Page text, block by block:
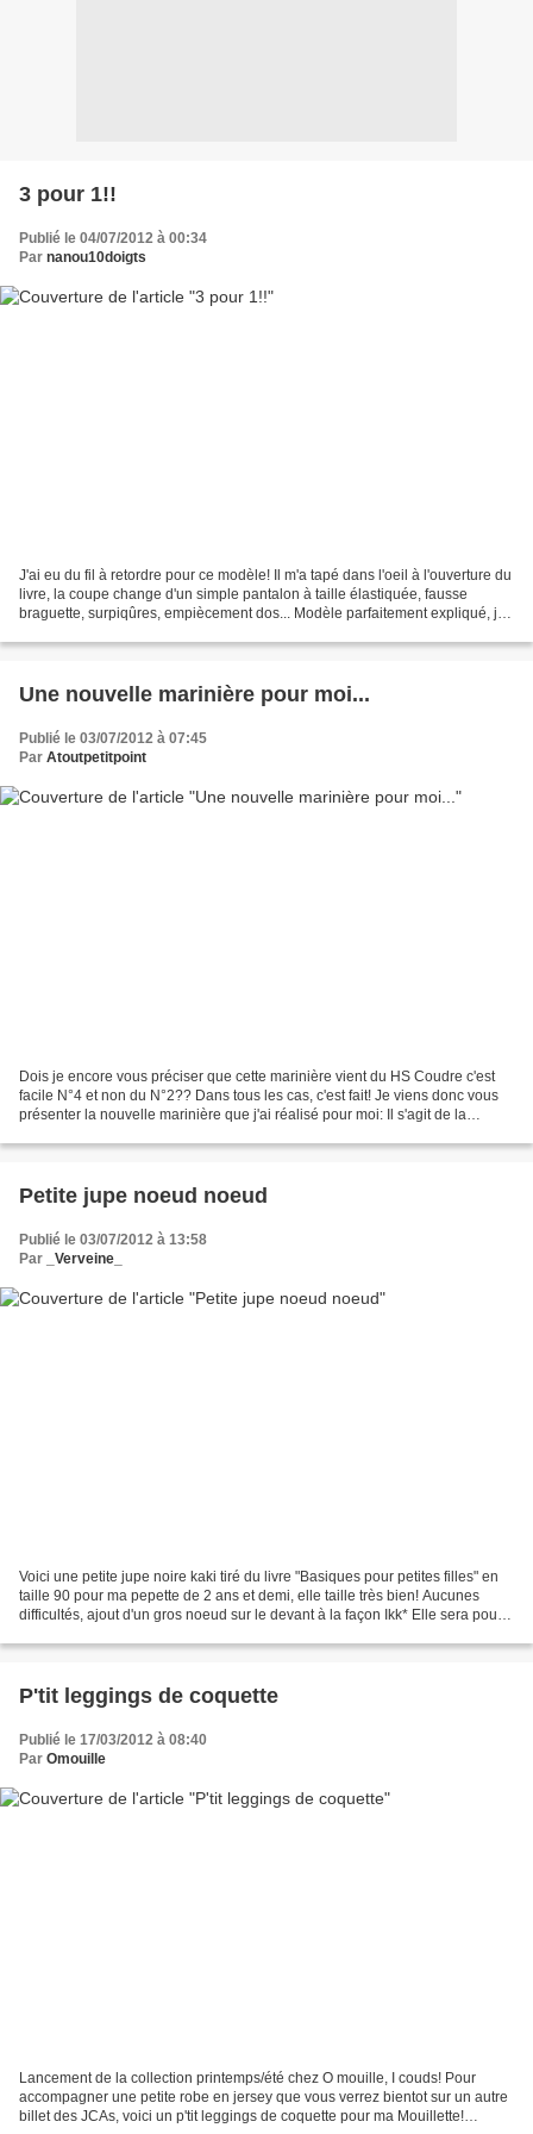
3 pour 1!!
Publié le 04/07/2012 à 00:34
Par nanou10doigts
J'ai eu du fil à retordre pour ce modèle! Il m'a tapé dans l'oeil à l'ouverture du
livre, la coupe change d'un simple pantalon à taille élastiquée, fausse
braguette, surpiqûres, empiècement dos... Modèle parfaitement expliqué, je
Une nouvelle marinière pour moi...
Publié le 03/07/2012 à 07:45
Par Atoutpetitpoint
Dois je encore vous préciser que cette marinière vient du HS Coudre c'est
facile N°4 et non du N°2?? Dans tous les cas, c'est fait! Je viens donc vous
présenter la nouvelle marinière que j'ai réalisé pour moi: Il s'agit de la
Petite jupe noeud noeud
Publié le 03/07/2012 à 13:58
Par
_Verveine_
Voici une petite jupe noire kaki tiré du livre "Basiques pour petites filles" en
taille 90 pour ma pepette de 2 ans et demi, elle taille très bien! Aucunes
difficultés, ajout d'un gros noeud sur le devant à la façon Ikk* Elle sera pour
P'tit leggings de coquette
Publié le 17/03/2012 à 08:40
Par Omouille
Lancement de la collection printemps/été chez O mouille, I couds! Pour
accompagner une petite robe en jersey que vous verrez bientot sur un autre
billet des JCAs, voici un p'tit leggings de coquette pour ma Mouillette!